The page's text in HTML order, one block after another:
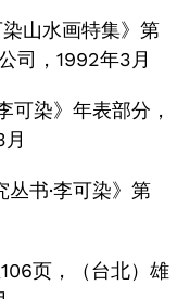
山水画特集》第
司，1992年3月
染》年表部分，
书·李可染》第
页，（台北）雄